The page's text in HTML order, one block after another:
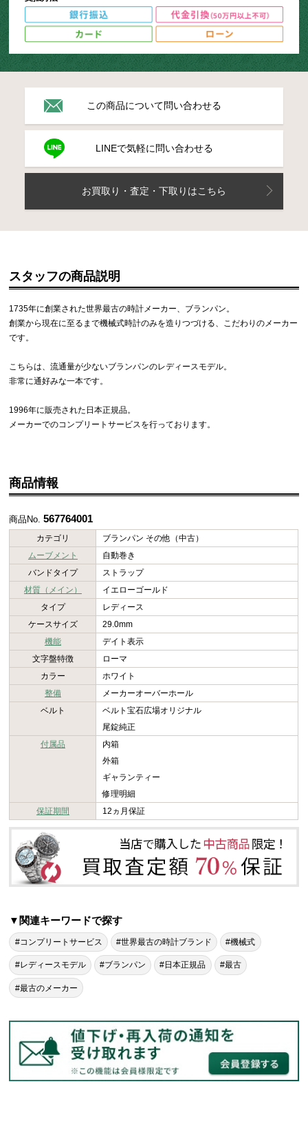
この商品について問い合わせる
LINEで気軽に問い合わせる
お買取り・査定・下取りはこちら
スタッフの商品説明
1735年に創業された世界最古の時計メーカー、ブランパン。
創業から現在に至るまで機械式時計のみを造りつづける、こだわりのメーカー
です。
こちらは、流通量が少ないブランパンのレディースモデル。
非常に通好みな一本です。
1996年に販売された日本正規品。
メーカーでのコンプリートサービスを行っております。
商品情報
商品No.567764001
カテゴリ
ブランパン その他（中古）
ムーブメント
自動巻き
バンドタイプ
ストラップ
材質（メイン）
イエローゴールド
タイプ
レディース
ケースサイズ
29.0mm
機能
デイト表示
文字盤特徴
ローマ
カラー
ホワイト
整備
メーカーオーバーホール
ベルト
ベルト宝石広場オリジナル
尾錠純正
付属品
内箱
外箱
ギャランティー
修理明細
保証期間
12ヵ月保証
▼関連キーワードで探す
#コンプリートサービス #世界最古の時計ブランド #機械式
#レディースモデル #ブランパン #日本正規品 #最古
#最古のメーカー